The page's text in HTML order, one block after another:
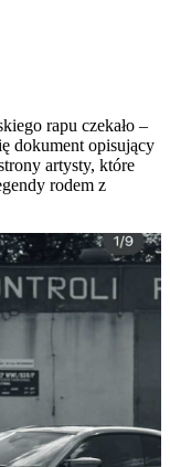
rapu czekało –
dokument opisujący
artysty, które
rodem z